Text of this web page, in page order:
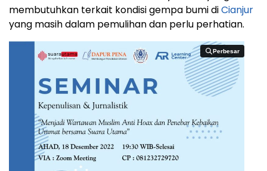
membutuhkan terkait kondisi gempa bumi diCianjur
yang masih dalam pemulihan dan perlu perhatian.
Perbesar
Perbesar